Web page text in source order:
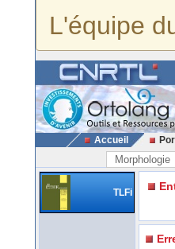
L'équipe
Accueil
Morphologie
TLFi